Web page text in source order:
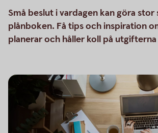
Små beslut i vardagen kan göra
plånboken. Få tips och inspiration
planerar och håller koll på